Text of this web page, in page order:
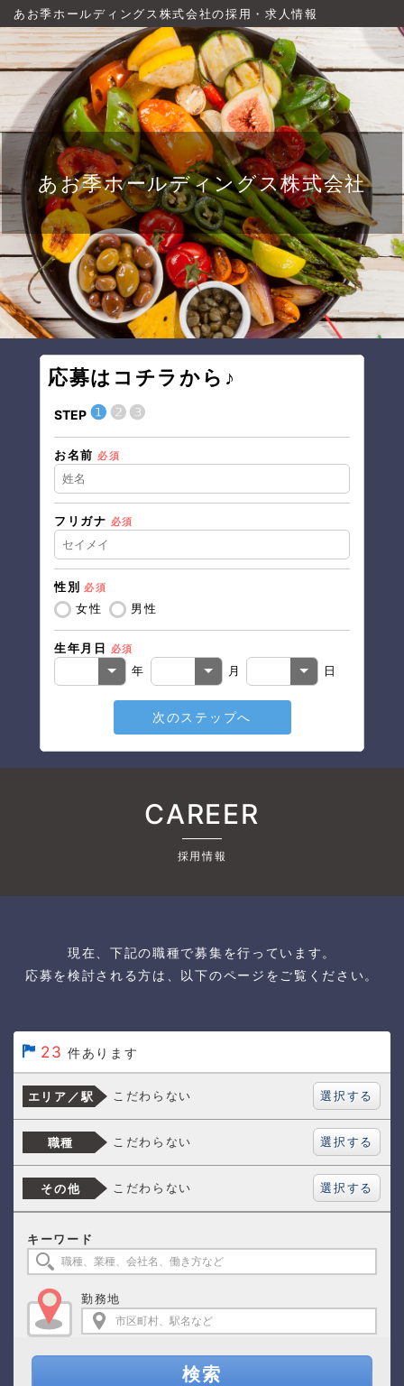
あお季ホールディングス株式会社の採用・求人情報
あお季ホールディングス株式会社
応募はコチラから♪
STEP ❶❷❸
お名前 必須
フリガナ 必須
性別 必須
女性 男性
生年月日 必須
年 月 日
次のステップへ
CAREER
採用情報
現在、下記の職種で募集を行っています。
応募を検討される方は、以下のページをご覧ください。
23 件あります
エリア／駅 こだわらない 選択する
職種 こだわらない 選択する
その他 こだわらない 選択する
キーワード
勤務地
検索